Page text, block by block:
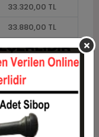
33.320,00 TL
33.880,00 TL
34.160,00 TL
34.720,00 TL
Toplam Tutar